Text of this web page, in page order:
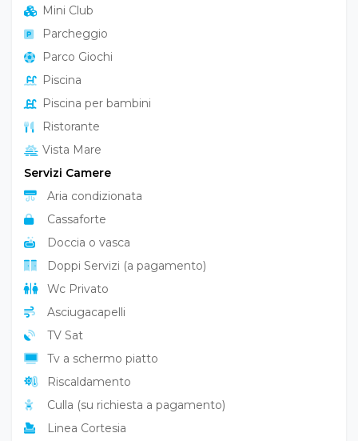
Mini Club
Parcheggio
Parco Giochi
Piscina
Piscina per bambini
Ristorante
Vista Mare
Servizi Camere
Aria condizionata
Cassaforte
Doccia o vasca
Doppi Servizi (a pagamento)
Wc Privato
Asciugacapelli
TV Sat
Tv a schermo piatto
Riscaldamento
Culla (su richiesta a pagamento)
Linea Cortesia